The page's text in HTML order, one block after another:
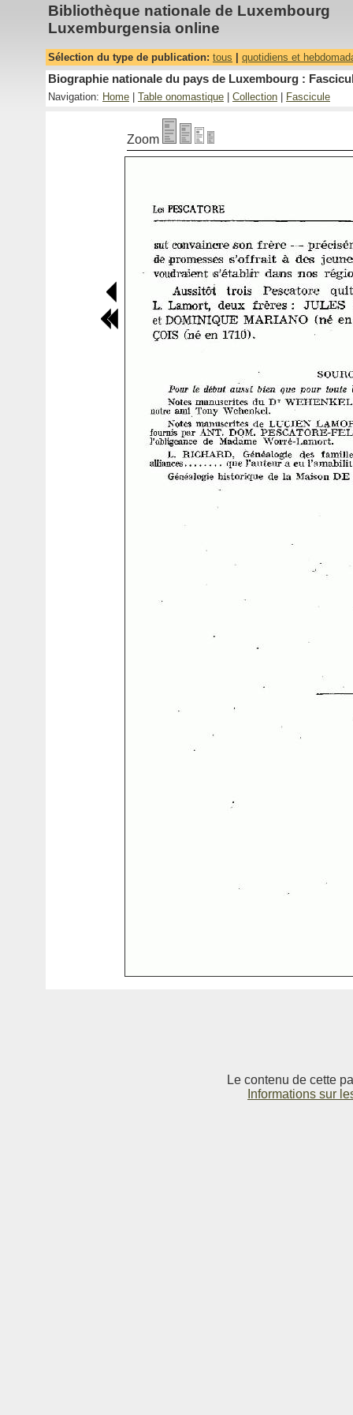
Bibliothèque nationale de Luxembourg
Luxemburgensia online
Sélection du type de publication: tous quotidiens et
Biographie nationale du pays de Luxembourg :
Navigation: Home Table onomastique Collection Fascicule
Zoom
Le contenu de cette
Informations sur